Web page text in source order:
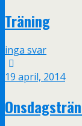
Träning
inga svar
19 april, 2014